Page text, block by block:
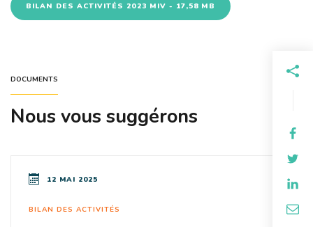
BILAN DES ACTIVITÉS 2023 MIV - 17,58 MB
DOCUMENTS
Nous vous suggérons
12 MAI 2025
BILAN DES ACTIVITÉS